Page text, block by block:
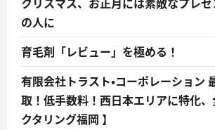
の人に
育毛剤「レビュー」を極める！
有限会社トラスト・コーポレーション
取！低手数料！西日本エリアに特化
クタリング福岡 】